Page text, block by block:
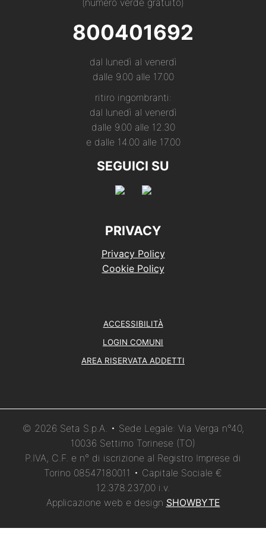
(numero verde gratuito)
800401692
dal lunedì al venerdì
dalle 9.00 alle 17.00
ritiro ingombranti:
dal lunedì al venerdì
dalle 9.00 alle 12.30
e dalle 14.00 alle 17.00
SEGUICI SU
PRIVACY
Privacy Policy
Cookie Policy
ACCESSIBILITÀ
LOGIN COMUNI
AREA RISERVATA ADDETTI
© 2026 Seta S.p.A. • Sede Legale: Via Verga n°40,
10036 Settimo Torinese (TO)
P.IVA, C.F. e n° di iscrizione al Registro Imprese di
Torino 08547180011 • Capitale Sociale €
12.378.237,00 i.v.
Applicazione web e design SHOWBYTE